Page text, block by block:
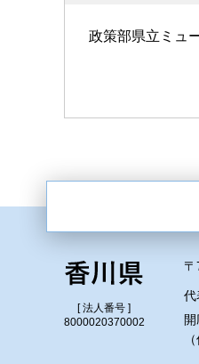
政策部県立ミュ
[ 法人番号 ]
8000020370002
代